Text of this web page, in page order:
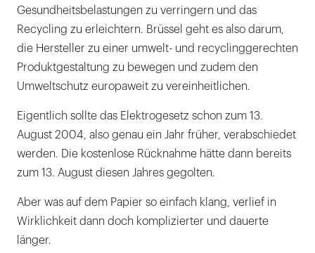
Gesundheitsbelastungen zu verringern und das
Recycling zu erleichtern. Brüssel geht es also darum,
die Hersteller zu einer umwelt- und recyclinggerechten
Produktgestaltung zu bewegen und zudem den
Umweltschutz europaweit zu vereinheitlichen.
Eigentlich sollte das Elektrogesetz schon zum 13.
August 2004, also genau ein Jahr früher, verabschiedet
werden. Die kostenlose Rücknahme hätte dann bereits
zum 13. August diesen Jahres gegolten.
Aber was auf dem Papier so einfach klang, verlief in
Wirklichkeit dann doch komplizierter und dauerte
länger.